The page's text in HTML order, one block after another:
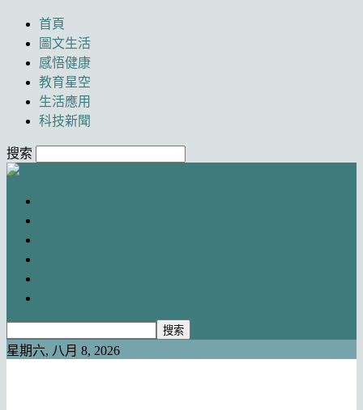
首頁
圖文生活
感悟健康
教育星空
生活應用
科技新聞
搜索
星期六, 八月 8, 2026